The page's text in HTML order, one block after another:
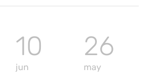
10
jun
ODS 11 26
may
ODS 11